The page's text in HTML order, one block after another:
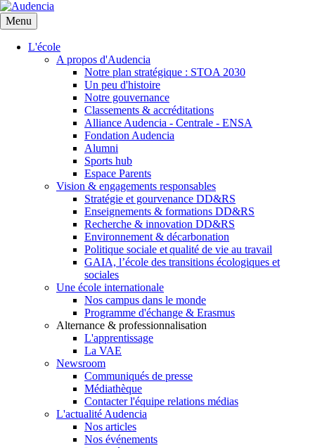
Aller
au
contenu
principal
Menu
L'école
A propos d'Audencia
Notre plan stratégique : STOA 2030
Un peu d'histoire
Notre gouvernance
Classements & accréditations
Alliance Audencia - Centrale - ENSA
Fondation Audencia
Alumni
Sports hub
Espace Parents
Vision & engagements responsables
Stratégie et gourvenance DD&RS
Enseignements & formations DD&RS
Recherche & innovation DD&RS
Environnement & décarbonation
Politique sociale et qualité de vie au travail
GAIA, l’école des transitions écologiques et
sociales
Une école internationale
Nos campus dans le monde
Programme d'échange & Erasmus
Alternance & professionnalisation
L'apprentissage
La VAE
Newsroom
Communiqués de presse
Médiathèque
Contacter l'équipe relations médias
L'actualité Audencia
Nos articles
Nos événements